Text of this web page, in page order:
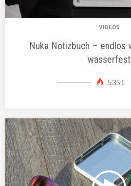
VIDEOS
Nuka Notizbuch – endlos
wasserfest
5351